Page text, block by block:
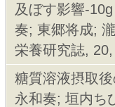
及ぼす影響-
奏; 東郷将成;
栄養研究誌,
糖質溶液摂取
永和奏; 垣内ち